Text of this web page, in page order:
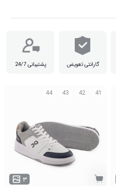
گارانتی تعویض پشتیبانی 24/7
41
42
43
44
۳